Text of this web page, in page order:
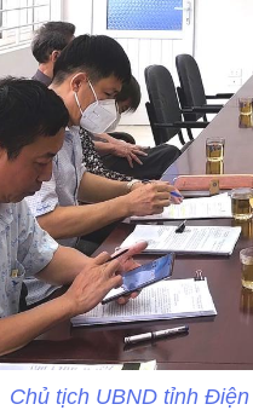
Chủ tịch UBND tỉnh